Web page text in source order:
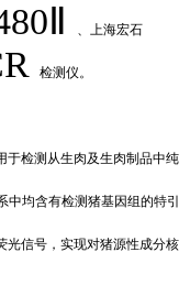
、上海宏石
检测仪。
于检测从生肉及生肉制品中纯
中均含有检测猪基因组的特引
光信号，实现对猪源性成分核